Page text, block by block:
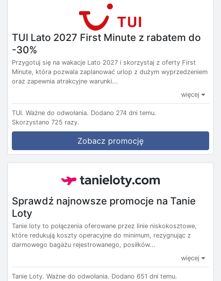
TUI Lato 2027 First Minute z rabatem do
-30%
Przygotuj się na wakacje Lato 2027 i skorzystaj z oferty First
Minute, która pozwala zaplanować urlop z dużym wyprzedzeniem
oraz zapewnia atrakcyjne warunki...
więcej
TUI. Ważne do odwołania. Dodano 274 dni temu.
Skorzystano 725 razy.
Zobacz promocję
Sprawdź najnowsze promocje na Tanie
Loty
Tanie loty to połączenia oferowane przez linie niskokosztowe,
które redukują koszty operacyjne do minimum, rezygnując z
darmowego bagażu rejestrowanego, posiłków...
więcej
Tanie Loty. Ważne do odwołania. Dodano 651 dni temu.